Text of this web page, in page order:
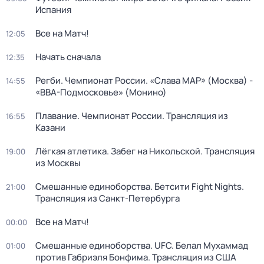
Испания
12:05 Все на Матч!
12:35 Начать сначала
14:55
Регби. Чемпионат России. «Слава МАР» (Москва) -
«ВВА-Подмосковье» (Монино)
16:55
Плавание. Чемпионат России. Трансляция из
Казани
19:00
Лёгкая атлетика. Забег на Никольской. Трансляция
из Москвы
21:00
Смешанные единоборства. Бетсити Fight Nights.
Трансляция из Санкт-Петербурга
00:00 Все на Матч!
01:00
Смешанные единоборства. UFC. Белал Мухаммад
против Габриэля Бонфима. Трансляция из США